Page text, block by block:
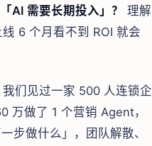
AI 需要长期投入」？
理解
6 个月看不到 ROI 就会
我们见过一家 500 人连锁企
万做了 1 个营销 Agent，
步做什么」，团队解散、